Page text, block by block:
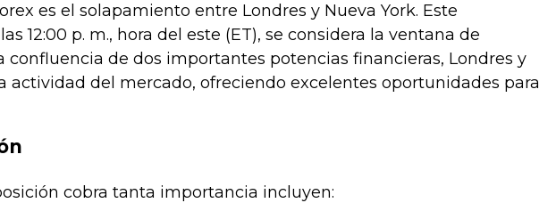
es el solapamiento entre Londres y Nueva York. Este
12:00 p. m., hora del este (ET), se considera la ventana de
de dos importantes potencias financieras, Londres y
del mercado, ofreciendo excelentes oportunidades para
cobra tanta importancia incluyen: